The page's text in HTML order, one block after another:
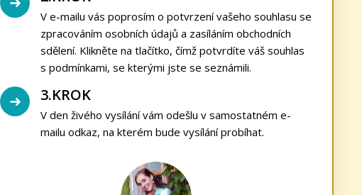
V e-mailu vás poprosím o potvrzení vašeho souhlasu se
zpracováním osobních údajů a zasíláním obchodních
sdělení. Klikněte na tlačítko, čímž potvrdíte váš souhlas
s podmínkami, se kterými jste se seznámili.
3.KROK
V den živého vysílání vám odešlu v samostatném e-
mailu odkaz, na kterém bude vysílání probíhat.